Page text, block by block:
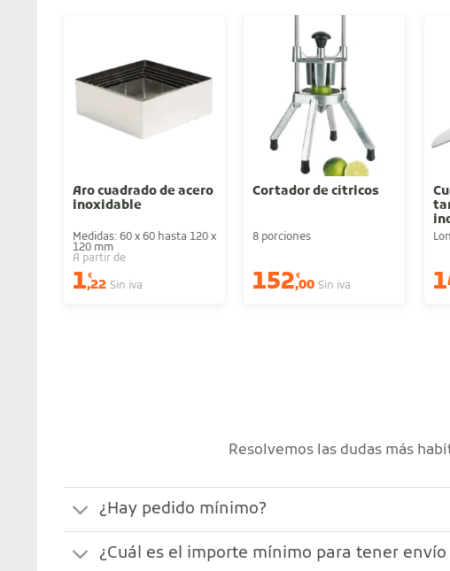
Aro cuadrado de acero
inoxidable
Medidas: 60 x 60 hasta 120 x
120 mm
A partir de
1€
,22 Sin iva
Cortador de cítricos
8 porciones
152€
,00 Sin iva
Resolvemos las dudas más
¿Hay pedido mínimo?
¿Cuál es el importe mínimo para tener